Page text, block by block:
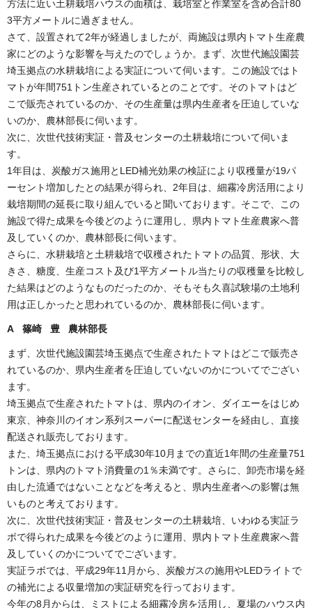
方法に近い土耕栽培ハウスの面積は、栽培室と作業室を含め合計80
3平方メートルに過ぎません。
さて、設置されて2年が経過しましたが、両施設は県内トマト生産農
家にどのような影響を与えたのでしょうか。まず、次世代施設園芸
埼玉拠点の水耕栽培による実証について伺います。この施設ではト
マトが年間751トン生産されているとのことです。そのトマトはど
こで販売されているのか、その生産量は県内生産者を圧迫していな
いのか、農林部長に伺います。
次に、次世代技術実証・普及センターの土耕栽培について伺いま
す。
1年目は、炭酸ガス施用とLED補光効果の検証により収穫量が19パ
ーセント増加したとの結果が得られ、2年目は、細霧冷房活用により
栽培期間の延長に取り組んでいると聞いております。そこで、この
施設で得た成果を今後どのように運用し、県内トマト生産農家へ普
及していくのか、農林部長に伺います。
さらに、水耕栽培と土耕栽培で収穫されたトマトの品質、形状、大
きさ、糖度、生産コスト及び1平方メートル当たりの収穫量を比較し
た結果はどのようなものだったのか、そもそも久喜試験場の土地利
用は正しかったと思われているのか、農林部長に伺います。
A 篠崎 豊 農林部長
まず、次世代施設園芸埼玉拠点で生産されたトマトはどこで販売さ
れているのか、県内生産者を圧迫していないのかについてでござい
ます。
埼玉拠点で生産されたトマトは、県内のイオン、ダイエーをはじめ
東京、神奈川のイオン系列スーパーに配送センターを経由し、直接
配送され販売しております。
また、埼玉拠点における平成30年10月までの直近1年間の生産量751
トンは、県内のトマト消費量の1％未満です。さらに、卸売市場を経
由した流通ではないことなどを考えると、県内生産者への影響は無
いものと考えております。
次に、次世代技術実証・普及センターの土耕栽培、いわゆる実証ラ
ボで得られた成果を今後どのように運用、県内トマト生産農家へ普
及していくのかについてでございます。
実証ラボでは、平成29年11月から、炭酸ガスの施用やLEDライトで
の補光による収量増加の実証研究を行っております。
今年の8月からは、ミストによる細霧冷房を活用し、夏場のハウス内